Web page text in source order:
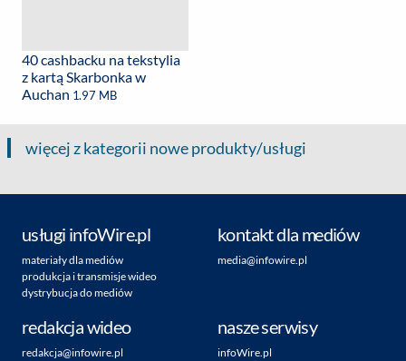
40 cashbacku na tekstylia
z kartą Skarbonka w
Auchan 1.97 MB
więcej z kategorii nowe produkty/usługi
usługi infoWire.pl
materiały dla mediów
produkcja i transmisje wideo
dystrybucja do mediów
kontakt dla mediów
media@infowire.pl
redakcja wideo
redakcja@infowire.pl
nasze serwisy
infoWire.pl